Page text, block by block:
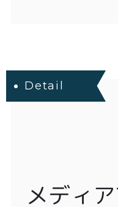
Detail
メディ